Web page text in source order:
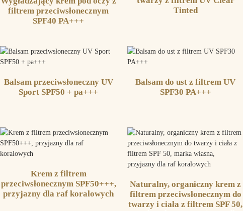
filtrem przeciwsłonecznym
SPF40 PA+++
Tinted
Balsam przeciwsłoneczny UV
Sport SPF50 + pa+++
Balsam do ust z filtrem UV
SPF30 PA+++
Krem z filtrem
przeciwsłonecznym SPF50+++,
przyjazny dla raf koralowych
Naturalny, organiczny krem ​​z
filtrem przeciwsłonecznym do
twarzy i ciała z filtrem SPF 50,